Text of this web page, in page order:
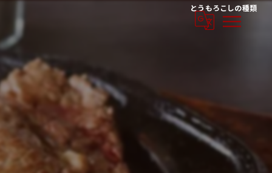
とうもろこしの種類